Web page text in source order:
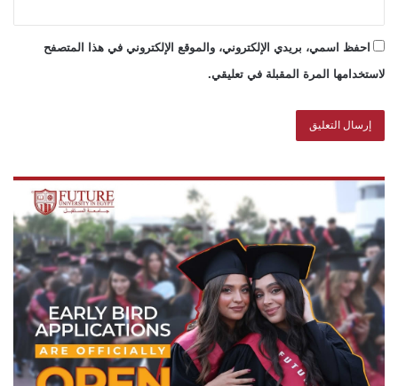
احفظ اسمي، بريدي الإلكتروني، والموقع الإلكتروني في هذا المتصفح
لاستخدامها المرة المقبلة في تعليقي.